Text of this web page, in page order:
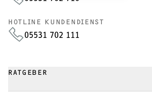
HOTLINE KUNDENDIENST
05531 702 111
RATGEBER